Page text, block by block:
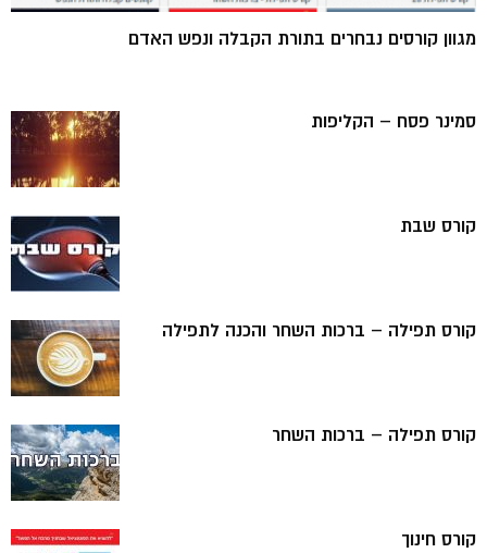
מגוון קורסים נבחרים בתורת הקבלה ונפש האדם
סמינר פסח – הקליפות
קורס שבת
קורס תפילה – ברכות השחר והכנה לתפילה
קורס תפילה – ברכות השחר
קורס חינוך